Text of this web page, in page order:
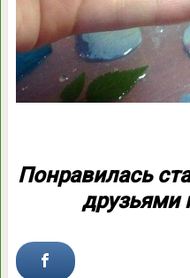
Понравилась
друзьями